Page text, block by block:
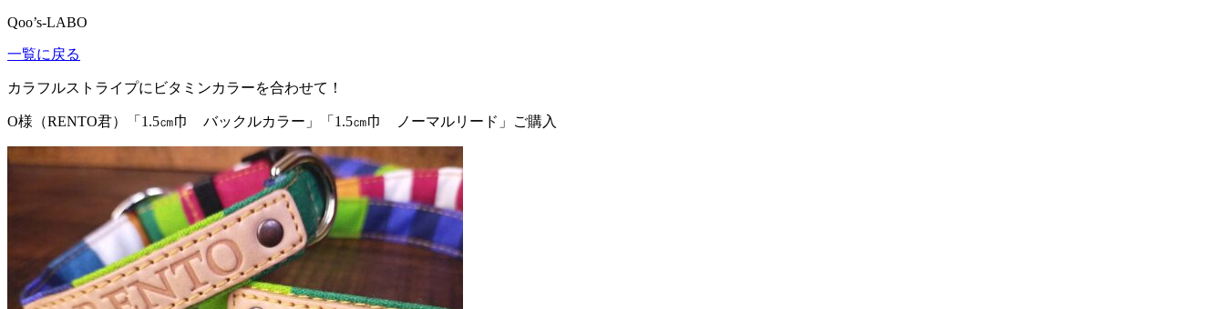
Qoo’s-LABO
一覧に戻る
カラフルストライプにビタミンカラーを合わせて！
O様（RENTO君） 「1.5㎝巾 バックルカラー」「1.5㎝巾 ノーマルリード」ご購入